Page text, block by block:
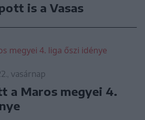
is a Vasas
vasárnap
a Maros megyei 4.